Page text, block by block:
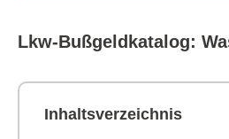
Lkw-Bußgeldkatalog:
Inhaltsverzeichnis